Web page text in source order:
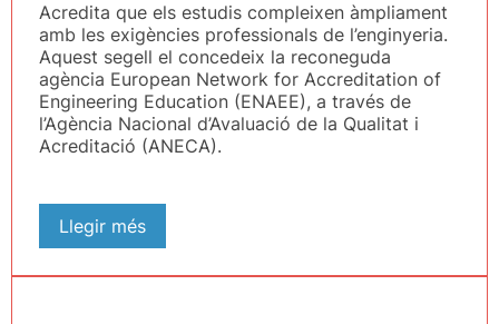
Acredita que els estudis compleixen àmpliament
amb les exigències professionals de l’enginyeria.
Aquest segell el concedeix la reconeguda
agència European Network for Accreditation of
Engineering Education (ENAEE), a través de
l’Agència Nacional d’Avaluació de la Qualitat i
Acreditació (ANECA).
Llegir més